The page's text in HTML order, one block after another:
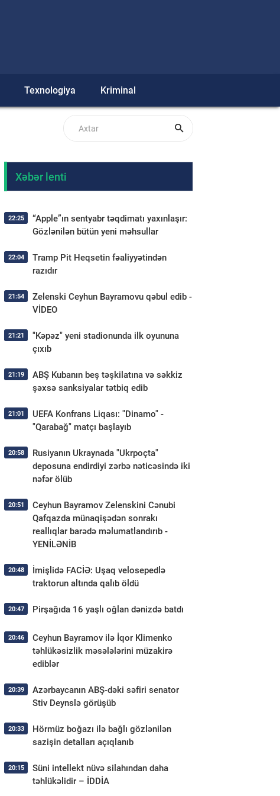
Texnologiya Kriminal
Xəbər lenti
22:25
“Apple”ın sentyabr təqdimatı yaxınlaşır:
Gözlənilən bütün yeni məhsullar
22:04
Tramp Pit Heqsetin fəaliyyətindən
razıdır
21:54
Zelenski Ceyhun Bayramovu qəbul edib -
VİDEO
21:21
"Kəpəz" yeni stadionunda ilk oyununa
çıxıb
21:19
ABŞ Kubanın beş təşkilatına və səkkiz
şəxsə sanksiyalar tətbiq edib
21:01
UEFA Konfrans Liqası: "Dinamo" -
"Qarabağ" matçı başlayıb
20:58
Rusiyanın Ukraynada "Ukrpoçta"
deposuna endirdiyi zərbə nəticəsində iki
nəfər ölüb
20:51
Ceyhun Bayramov Zelenskini Cənubi
Qafqazda münaqişədən sonrakı
reallıqlar barədə məlumatlandırıb -
YENİLƏNİB
20:48
İmişlidə FACİƏ: Uşaq velosepedlə
traktorun altında qalıb öldü
20:47 Pirşağıda 16 yaşlı oğlan dənizdə batdı
20:46
Ceyhun Bayramov ilə İqor Klimenko
təhlükəsizlik məsələlərini müzakirə
ediblər
20:39
Azərbaycanın ABŞ-dəki səfiri senator
Stiv Deynslə görüşüb
20:33
Hörmüz boğazı ilə bağlı gözlənilən
sazişin detalları açıqlanıb
20:15
Süni intellekt nüvə silahından daha
təhlükəlidir – İDDİA